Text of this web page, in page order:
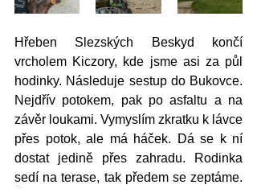
Hřeben Slezských Beskyd končí
vrcholem Kiczory, kde jsme asi za půl
hodinky. Následuje sestup do Bukovce.
Nejdřív potokem, pak po asfaltu a na
závěr loukami. Vymyslím zkratku k lávce
přes potok, ale má háček. Dá se k ní
dostat jedině přes zahradu. Rodinka
sedí na terase, tak předem se zeptáme.